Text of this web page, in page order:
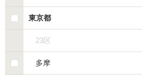
東京都
23区
多摩